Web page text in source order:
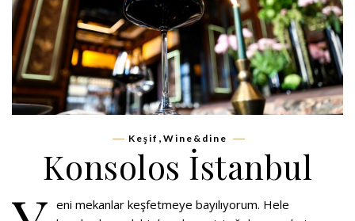
Keşif , Wine&dine
Konsolos İstanbul
eni mekanlar keşfetmeye bayılıyorum. Hele